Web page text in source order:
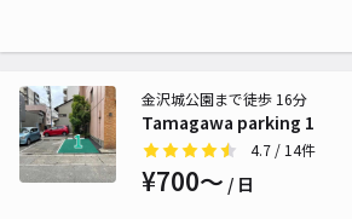
Tamagawa parking 1
金沢城公園まで徒歩 16分
4.7 / 14件
¥700〜 / 日